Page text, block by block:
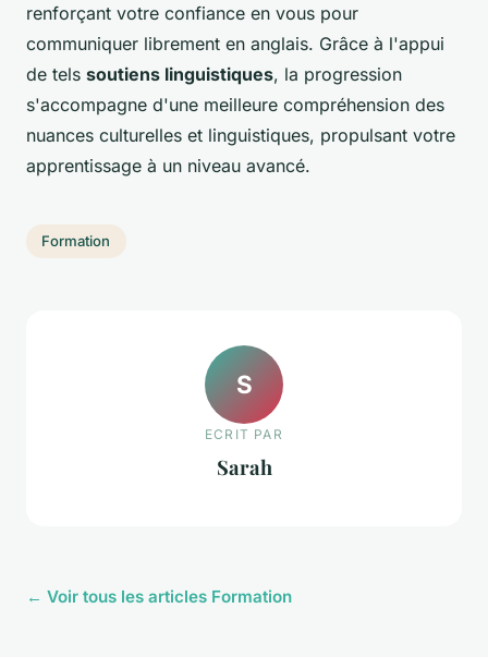
renforçant votre confiance en vous pour
communiquer librement en anglais. Grâce à l'appui
de tels soutiens linguistiques, la progression
s'accompagne d'une meilleure compréhension des
nuances culturelles et linguistiques, propulsant votre
apprentissage à un niveau avancé.
Formation
S
ECRIT PAR
Sarah
← Voir tous les articles Formation